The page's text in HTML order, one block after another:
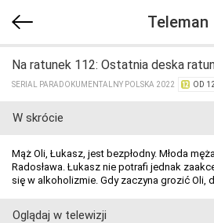
Teleman
Na ratunek 112: Ostatnia deska
SERIAL PARADOKUMENTALNY POLSKA 2022 OD
W skrócie
Mąż Oli, Łukasz, jest bezpłodny. Młoda
Radosława. Łukasz nie potrafi jednak
się w alkoholizmie. Gdy zaczyna grozić Oli,
Oglądaj w telewizji